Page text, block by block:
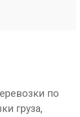
по
груза,